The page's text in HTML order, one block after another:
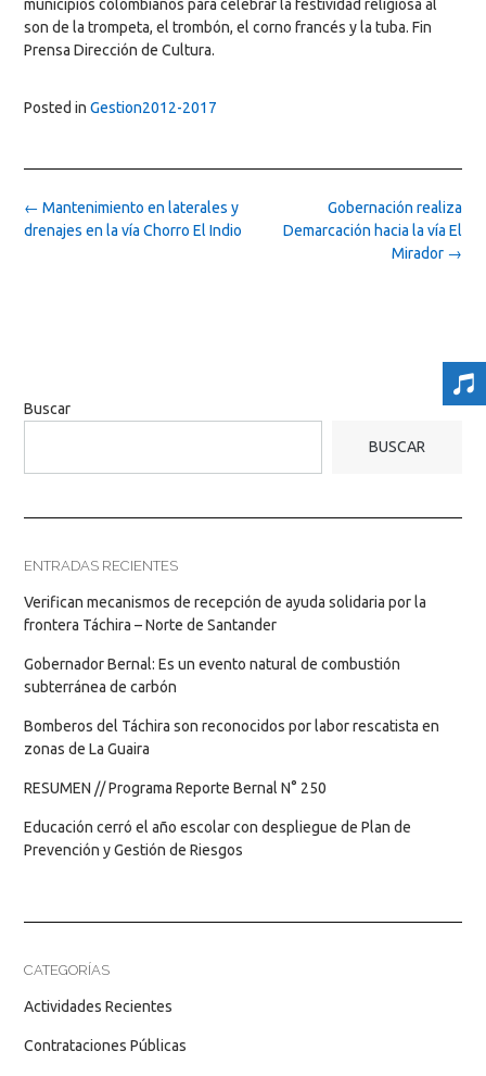
municipios colombianos para celebrar la festividad religiosa al
son de la trompeta, el trombón, el corno francés y la tuba. Fin
Prensa Dirección de Cultura.
Posted in Gestion2012-2017
Post
navigation
Gobernación realiza
Demarcación hacia la vía El
Mirador →
← Mantenimiento en laterales y
drenajes en la vía Chorro El Indio
Buscar
BUSCAR
ENTRADAS RECIENTES
Verifican mecanismos de recepción de ayuda solidaria por la
frontera Táchira – Norte de Santander
Gobernador Bernal: Es un evento natural de combustión
subterránea de carbón
Bomberos del Táchira son reconocidos por labor rescatista en
zonas de La Guaira
RESUMEN // Programa Reporte Bernal N° 250
Educación cerró el año escolar con despliegue de Plan de
Prevención y Gestión de Riesgos
CATEGORÍAS
Actividades Recientes
Contrataciones Públicas